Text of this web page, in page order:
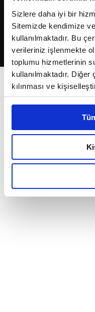
Sizlere daha iyi bir
Sitemizde kendimize
kullanılmaktadır. Bu
verileriniz işlenmekte
toplumu hizmetlerinin
kullanılmaktadır.
kılınması ve
reklam/pazarlama
Çerezlere ilişkin
belirleyebilirsiniz.
Ayarlar butonuna
Metnimizi ziyaret
okumak ve sitemizi
2026Fikriyat. Tüm